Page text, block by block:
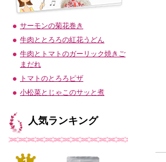
サーモンの菊花巻き
牛肉ととろろの紅花うどん
牛肉とトマトのガーリック焼きご
まだれ
トマトのとろろピザ
小松菜とじゃこのサッと煮
人気ランキング